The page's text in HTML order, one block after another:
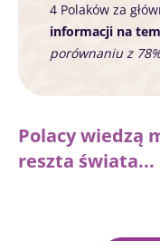
4 Polaków za
informacji na
porównaniu z
Polacy wiedzą
reszta świata...